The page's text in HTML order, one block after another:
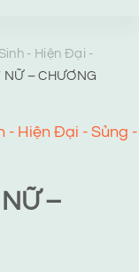
- Hiện Đại -
NỮ – CHƯƠNG
- Hiện Đại - Sủng -
–